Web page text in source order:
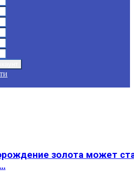
золота может